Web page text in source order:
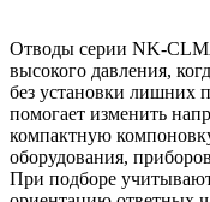
Отводы серии NK-
высокого давления,
без установки лишних
помогает изменить
компактную
оборудования,
При подборе